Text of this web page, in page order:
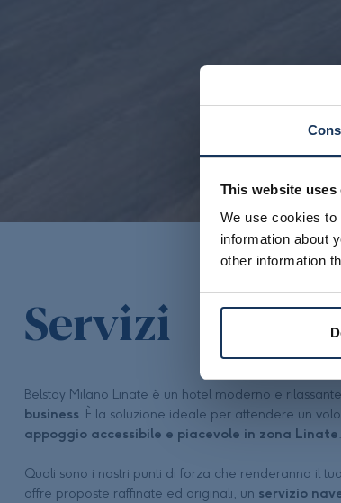
This website uses
We use cookies
information about
other information
Servizi
Belstay Milano Linate è un hotel moderno e
business . È la soluzione ideale per attendere un
appoggio accessibile e piacevole in zona Linate
Quali sono i nostri punti di forza che renderanno il
offre proposte raffinate ed originali, un servizio